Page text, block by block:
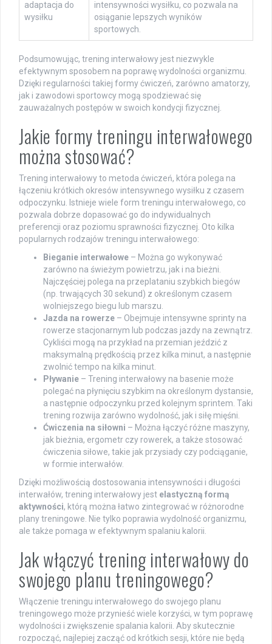
adaptacja do
wysiłku
intensywności wysiłku, co pozwala na
osiąganie lepszych wyników
sportowych.
Podsumowując, trening interwałowy jest niezwykle
efektywnym sposobem na poprawę wydolności organizmu.
Dzięki regularności takiej formy ćwiczeń, zarówno amatorzy,
jak i zawodowi sportowcy mogą spodziewać się
zauważalnych postępów w swoich kondycji fizycznej.
Jakie formy treningu interwałowego
można stosować?
Trening interwałowy to metoda ćwiczeń, która polega na
łączeniu krótkich okresów intensywnego wysiłku z czasem
odpoczynku. Istnieje wiele form treningu interwałowego, co
pozwala dobrze dopasować go do indywidualnych
preferencji oraz poziomu sprawności fizycznej. Oto kilka
popularnych rodzajów treningu interwałowego:
Bieganie interwałowe – Można go wykonywać
zarówno na świeżym powietrzu, jak i na bieżni.
Najczęściej polega na przeplataniu szybkich biegów
(np. trwających 30 sekund) z określonym czasem
wolniejszego biegu lub marszu.
Jazda na rowerze – Obejmuje intensywne sprinty na
rowerze stacjonarnym lub podczas jazdy na zewnątrz.
Cykliści mogą na przykład na przemian jeździć z
maksymalną prędkością przez kilka minut, a następnie
zwolnić tempo na kilka minut.
Pływanie – Trening interwałowy na basenie może
polegać na płynięciu szybkim na określonym dystansie,
a następnie odpoczynku przed kolejnym sprintem. Taki
trening rozwija zarówno wydolność, jak i siłę mięśni.
Ćwiczenia na siłowni – Można łączyć różne maszyny,
jak bieżnia, ergometr czy rowerek, a także stosować
ćwiczenia siłowe, takie jak przysiady czy podciąganie,
w formie interwałów.
Dzięki możliwością dostosowania intensywności i długości
interwałów, trening interwałowy jest elastyczną formą
aktywności, którą można łatwo zintegrować w różnorodne
plany treningowe. Nie tylko poprawia wydolność organizmu,
ale także pomaga w efektywnym spalaniu kalorii.
Jak włączyć trening interwałowy do
swojego planu treningowego?
Włączenie treningu interwałowego do swojego planu
treningowego może przynieść wiele korzyści, w tym poprawę
wydolności i zwiększenie spalania kalorii. Aby skutecznie
rozpocząć, najlepiej zacząć od krótkich sesji, które nie będą